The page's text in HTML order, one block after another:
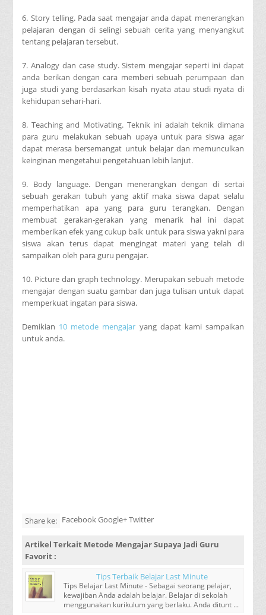
6. Story telling. Pada saat mengajar anda dapat menerangkan
pelajaran dengan di selingi sebuah cerita yang menyangkut
tentang pelajaran tersebut.
7. Analogy dan case study. Sistem mengajar seperti ini dapat
anda berikan dengan cara memberi sebuah perumpaan dan
juga studi yang berdasarkan kisah nyata atau studi nyata di
kehidupan sehari-hari.
8. Teaching and Motivating. Teknik ini adalah teknik dimana
para guru melakukan sebuah upaya untuk para siswa agar
dapat merasa bersemangat untuk belajar dan memunculkan
keinginan mengetahui pengetahuan lebih lanjut.
9. Body language. Dengan menerangkan dengan di sertai
sebuah gerakan tubuh yang aktif maka siswa dapat selalu
memperhatikan apa yang para guru terangkan. Dengan
membuat gerakan-gerakan yang menarik hal ini dapat
memberikan efek yang cukup baik untuk para siswa yakni para
siswa akan terus dapat mengingat materi yang telah di
sampaikan oleh para guru pengajar.
10. Picture dan graph technology. Merupakan sebuah metode
mengajar dengan suatu gambar dan juga tulisan untuk dapat
memperkuat ingatan para siswa.
Demikian 10 metode mengajar yang dapat kami sampaikan
untuk anda.
Share ke: Facebook Google+ Twitter
Artikel Terkait Metode Mengajar Supaya Jadi Guru
Favorit :
Tips Terbaik Belajar Last Minute
Tips Belajar Last Minute - Sebagai seorang pelajar,
kewajiban Anda adalah belajar. Belajar di sekolah
menggunakan kurikulum yang berlaku. Anda ditunt ...